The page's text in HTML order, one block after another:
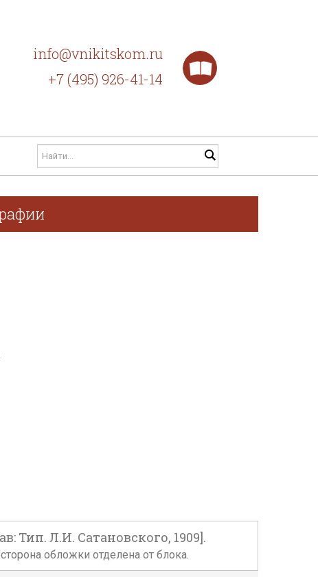
info@vnikitskom.ru
+7 (495) 926-41-14
Тип. Л.И. Сатановского, 1909].
обложки отделена от блока.